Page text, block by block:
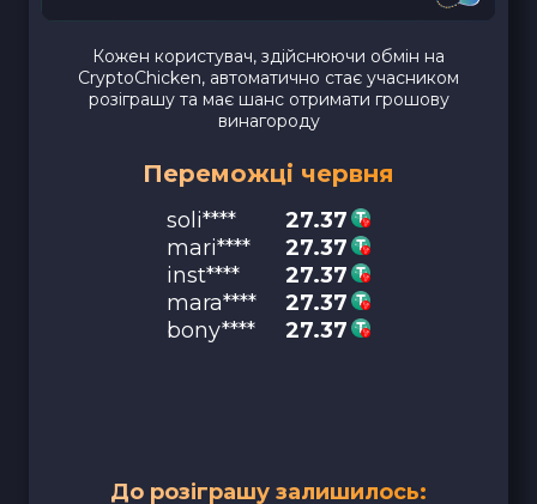
Кожен користувач, здійснюючи обмін на
CryptoChicken, автоматично стає учасником
розіграшу та має шанс отримати грошову
винагороду
Переможці червня
soli****
27.37
mari****
27.37
inst****
27.37
mara****
27.37
bony****
27.37
До розіграшу залишилось: